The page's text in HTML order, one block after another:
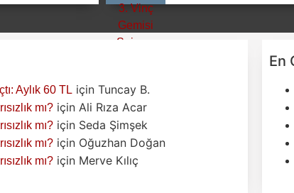
Aylık 60 TL için Tuncay B.
mı? için Ali Rıza Acar
mı? için Seda Şimşek
mı? için Oğuzhan Doğan
mı? için Merve Kılıç
En